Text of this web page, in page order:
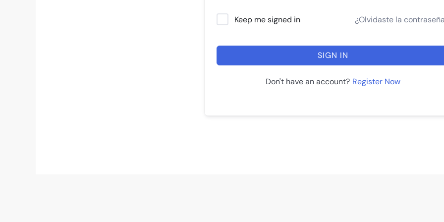
Keep me signed in ¿Olvidaste la
SIGN IN
Don't have an account? Register Now